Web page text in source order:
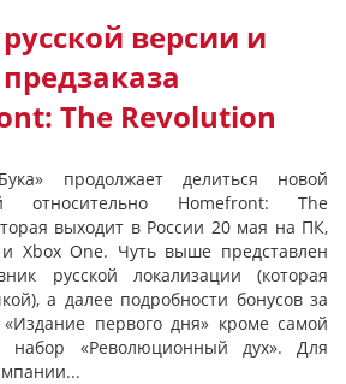
версии и
The Revolution
продолжает делиться новой
относительно Homefront: The
выходит в России 20 мая на ПК,
Xbox One. Чуть выше представлен
русской локализации (которая
а далее подробности бонусов за
первого дня» кроме самой
набор «Революционный дух». Для